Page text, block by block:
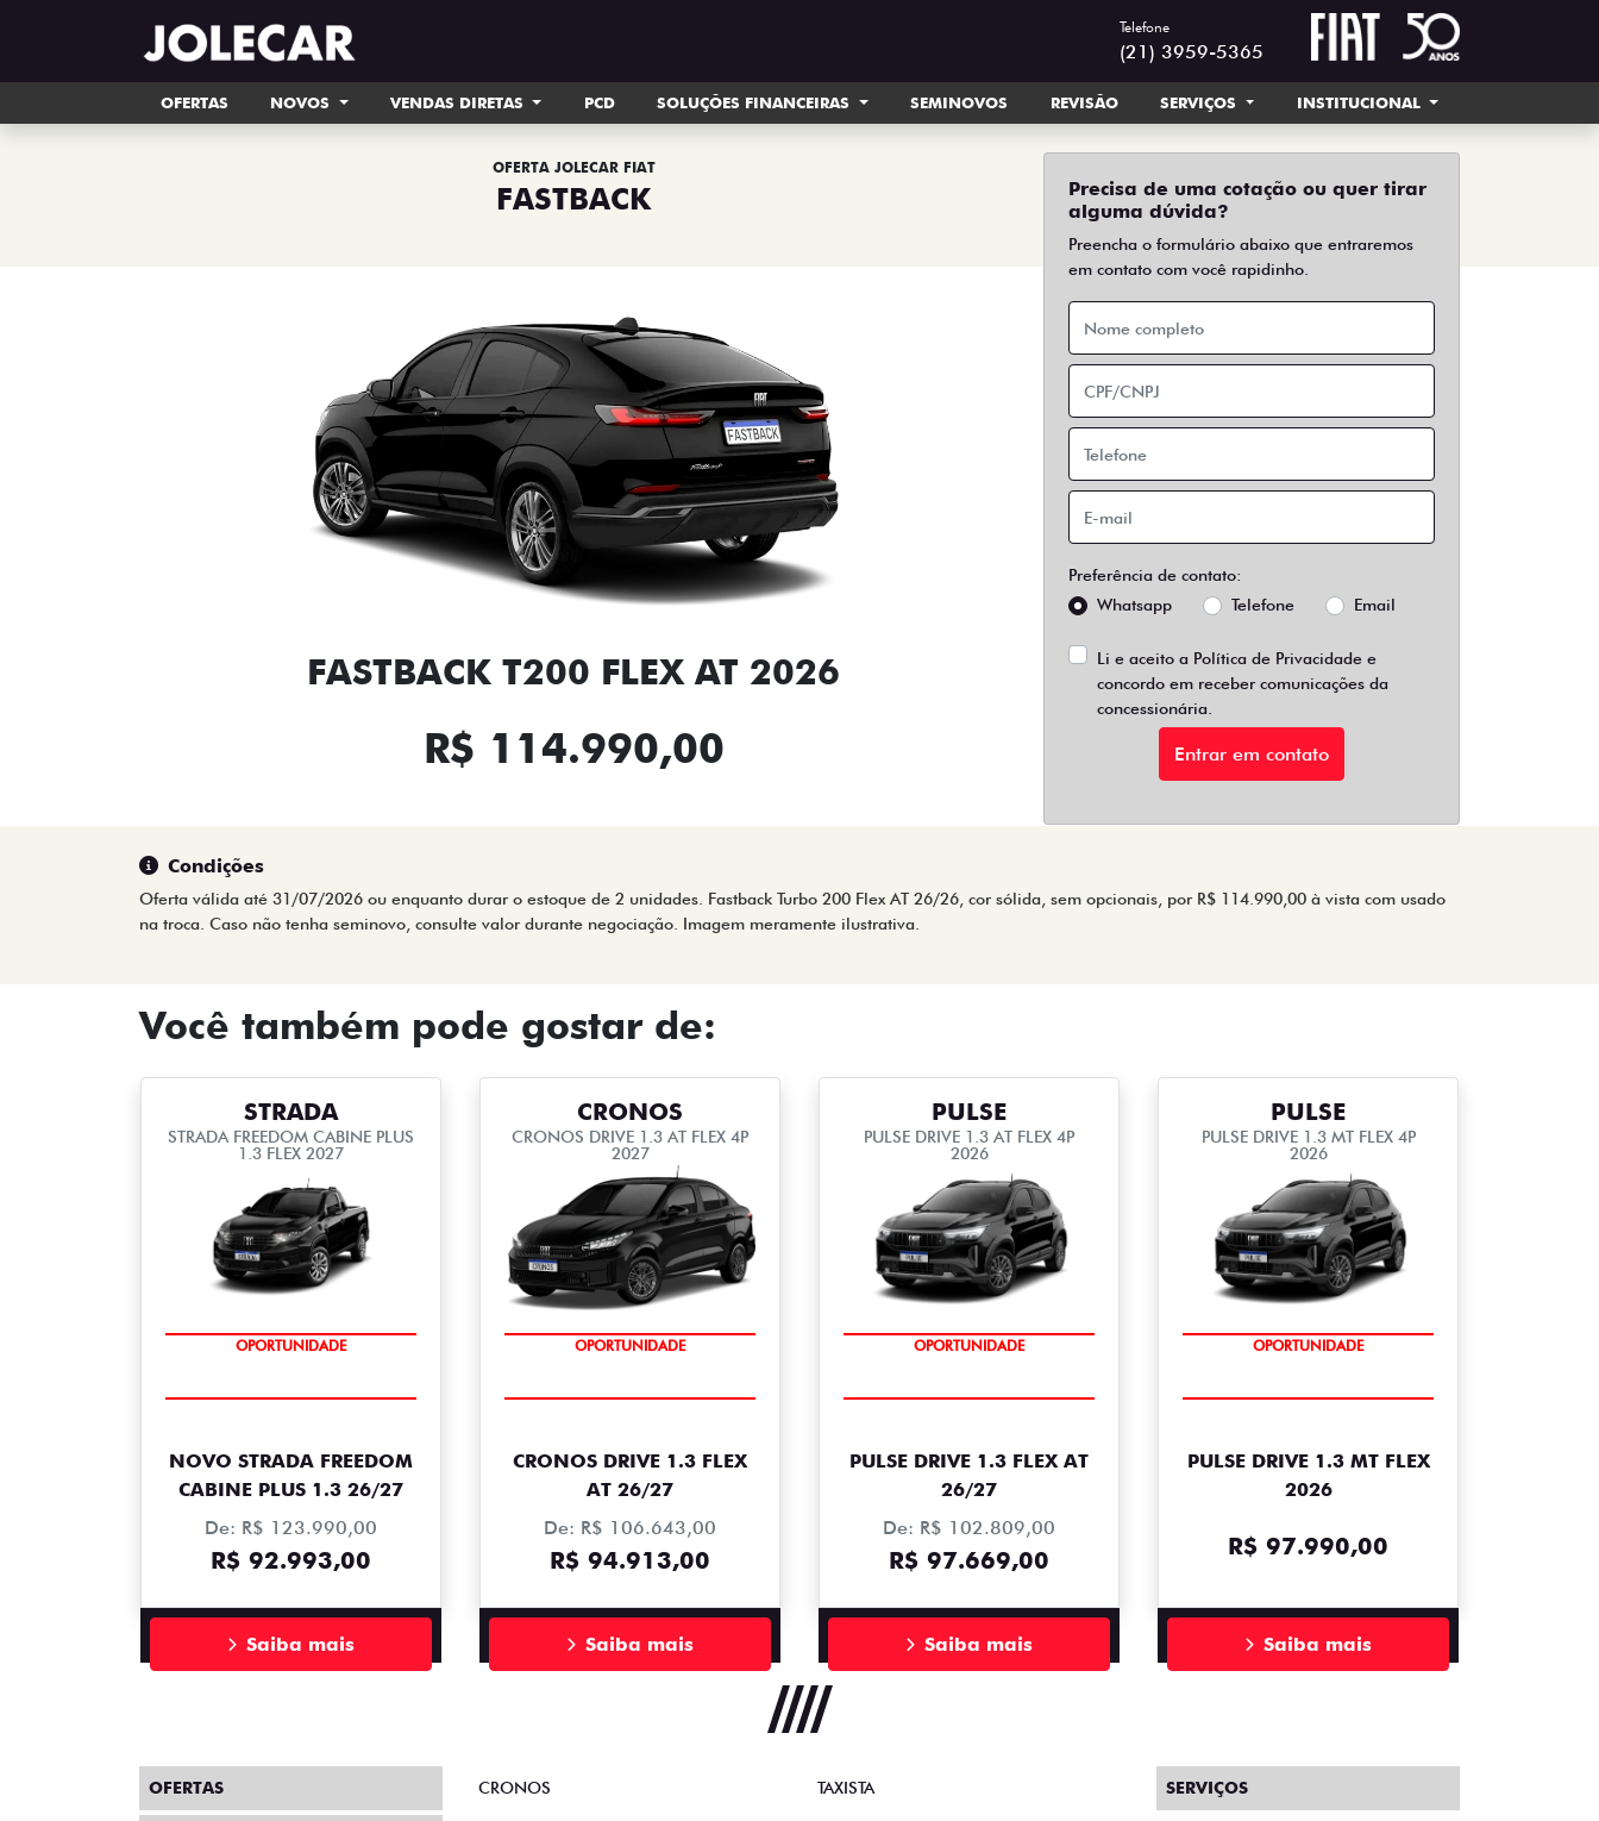
Telefone
(21) 3959-5365
OFERTAS NOVOS VENDAS DIRETAS PCD SOLUÇÕES FINANCEIRAS SEMINOVOS REVISÃO SERVIÇOS INSTITUCIONAL
OFERTA JOLECAR FIAT
FASTBACK
FASTBACK T200 FLEX AT 2026
R$ 114.990,00
Precisa de uma cotação ou quer tirar
alguma dúvida?
Preencha o formulário abaixo que entraremos
em contato com você rapidinho.
Preferência de contato:
Whatsapp
Telefone Email
Li e aceito a Política de Privacidade e
concordo em receber comunicações da
concessionária.
Entrar em contato
Condições
Oferta válida até 31/07/2026 ou enquanto durar o estoque de 2 unidades. Fastback Turbo 200 Flex AT 26/26, cor sólida, sem opcionais, por R$ 114.990,00 à vista com usado
na troca. Caso não tenha seminovo, consulte valor durante negociação. Imagem meramente ilustrativa.
Você também pode gostar de:
STRADA
STRADA FREEDOM CABINE PLUS
1.3 FLEX 2027
NOVO STRADA FREEDOM
CABINE PLUS 1.3 26/27
De: R$ 123.990,00
R$ 92.993,00
Saiba mais
CRONOS
CRONOS DRIVE 1.3 AT FLEX 4P
2027
CRONOS DRIVE 1.3 FLEX
AT 26/27
De: R$ 106.643,00
R$ 94.913,00
Saiba mais
PULSE
PULSE DRIVE 1.3 AT FLEX 4P
2026
PULSE DRIVE 1.3 FLEX AT
26/27
De: R$ 102.809,00
R$ 97.669,00
Saiba mais
PULSE
PULSE DRIVE 1.3 MT FLEX 4P
2026
PULSE DRIVE 1.3 MT FLEX
2026
R$ 97.990,00
Saiba mais
OFERTAS CRONOS TAXISTA SERVIÇOS